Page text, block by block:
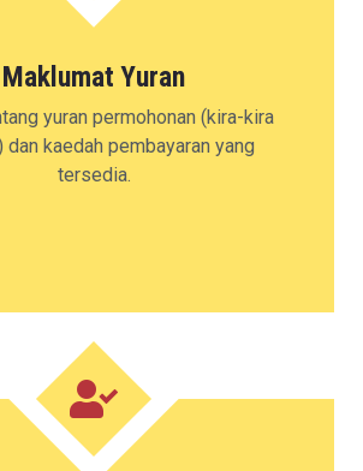
Maklumat Yuran
yuran permohonan (kira-kira
dan kaedah pembayaran yang
tersedia.